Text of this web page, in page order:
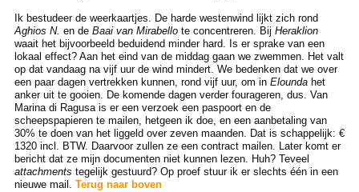
Ik bestudeer de weerkaartjes. De harde westenwind lijkt zich rond
Aghios N. en de Baai van Mirabellote concentreren. Bij Heraklion
waait het bijvoorbeeld beduidend minder hard. Is er sprake van een
lokaal effect? Aan het eind van de middag gaan we zwemmen. Het valt
op dat vandaag na vijf uur de wind mindert. We bedenken dat we over
een paar dagen vertrekken kunnen, rond vijf uur, om in Eloundahet
anker uit te gooien. De komende dagen verder fourageren, dus. Van
Marina di Ragusa is er een verzoek een paspoort en de
scheepspapieren te mailen, hetgeen ik doe, en een aanbetaling van
30% te doen van het liggeld over zeven maanden. Dat is schappelijk: €
1320 incl. BTW. Daarvoor zullen ze een contract mailen. Later komt er
bericht dat ze mijn documenten niet kunnen lezen. Huh? Teveel
attachments tegelijk gestuurd? Op proef stuur ik er slechts één in een
nieuwe mail. Terug naar boven